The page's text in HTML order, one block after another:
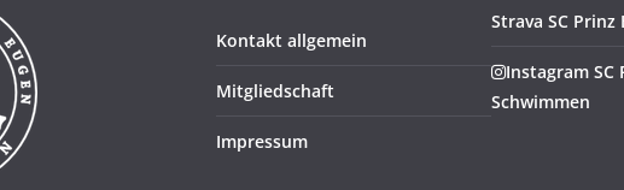
Kontakt allgemein
Mitgliedschaft
Impressum
Strava SC
Instagram SC
Schwimmen